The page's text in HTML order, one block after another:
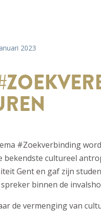
2023
#Zoekverbinding
bekendste cultureel
Gent en gaf zijn
binnen de
de vermenging van